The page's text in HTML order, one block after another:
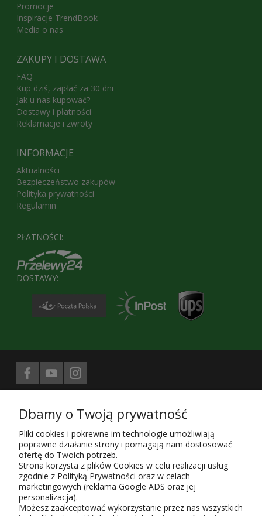
Promocje
Inspiracje TrendBook
Media o nas
ZAKUPY I DOSTAWA
FAQ
Kup dziś, zapłać za 30 dni
Jak u nas kupować?
Dostawy i płatności
Reklamacje i zwroty
INFORMACJE
Aktualności
Bezpieczeństwo zakupów
Polityka prywatności
Regulamin
PŁATNOŚCI:
DOSTAWY:
Treści znajdujące się na stronie sklepu KaRoKa.pl są jego własnością.
Zgodnie z ustawą z 4.02.1994 4. o prawie autorskim i prawach
pokrewnych (Dz. U. z 1994 r. Nr 24, poz. 83, sprost. Dz.U. 94 nr 43 poz.
170) kopiowanie, powielanie i rozpowszechnianie w całości lub części
przedstawionych treści wymaga zgody autora i podania źródła.
Użytkowanie sklepu oznacza zgodę na wykorzystywanie plików cookies.
Szczegółowe informacje wPolityce prywatności.
KaRoKa Katarzyna Roth-Kłudka
Piaszczysta 6,
Dbamy o Twoją prywatność
Pliki cookies i pokrewne im technologie umożliwiają
poprawne działanie strony i pomagają nam dostosować
ofertę do Twoich potrzeb.
Strona korzysta z plików Cookies w celu realizacji usług
zgodnie z Polityką Prywatności oraz w celach
marketingowych (reklama Google ADS oraz jej
personalizacja).
Możesz zaakceptować wykorzystanie przez nas wszystkich